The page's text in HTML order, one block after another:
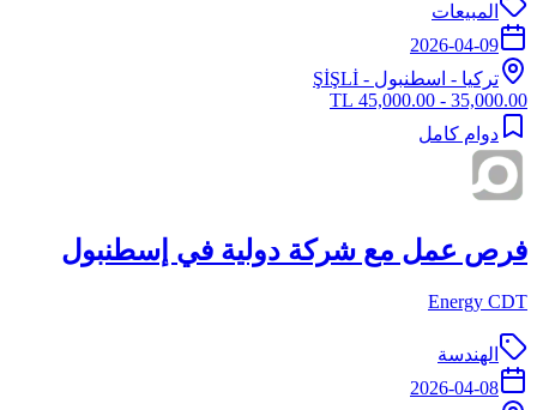
المبيعات
2026-04-09
تركيا - اسطنبول - ŞİŞLİ
35,000.00 - 45,000.00 TL
دوام كامل
فرص عمل مع شركة دولية في إسطنبول
Energy CDT
الهندسة
2026-04-08